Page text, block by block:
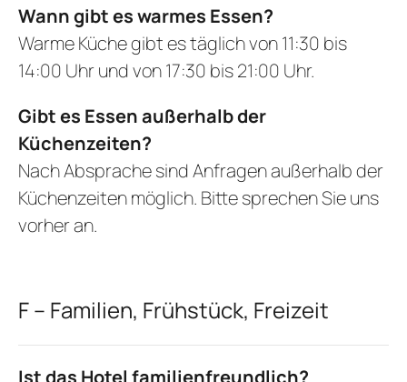
Wann gibt es warmes Essen?
Warme Küche gibt es täglich von 11:30 bis
14:00 Uhr und von 17:30 bis 21:00 Uhr.
Gibt es Essen außerhalb der
Küchenzeiten?
Nach Absprache sind Anfragen außerhalb der
Küchenzeiten möglich. Bitte sprechen Sie uns
vorher an.
F – Familien, Frühstück, Freizeit
Ist das Hotel familienfreundlich?